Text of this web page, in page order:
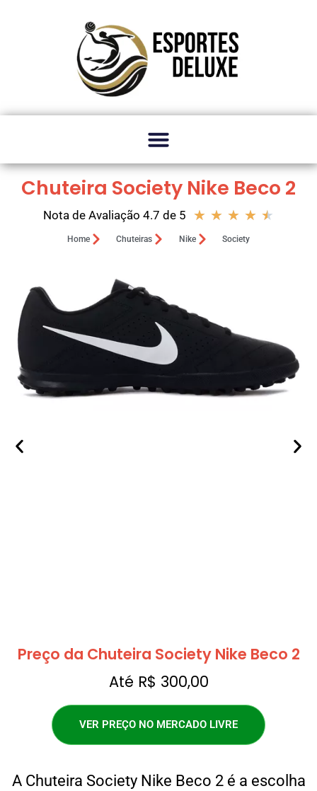
Chuteira Society Nike Beco 2
Nota de Avaliação 4.7 de 5 ★ ★ ★ ★ ★
Home Chuteiras Nike Society
Preço da Chuteira Society Nike Beco 2
Até R$ 300,00
VER PREÇO NO MERCADO LIVRE
A Chuteira Society Nike Beco 2 é a escolha